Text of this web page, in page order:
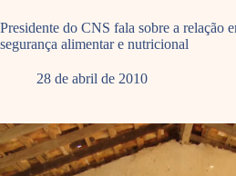
Presidente do CNS fala sobre a relação
segurança alimentar e nutricional
28 de abril de 2010